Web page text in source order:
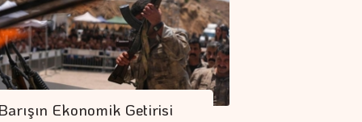
Barışın Ekonomik Getirisi